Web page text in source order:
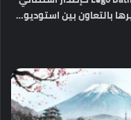
بالتعاون بين استوديو…